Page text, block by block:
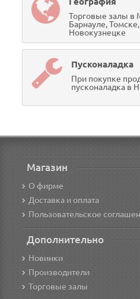
Торговые залы в
Барнауле,
Новокузнецке
Пусконаладка
При покупке
пусконаладка в
Магазин
О фирме
Доставка и оплата
Пользовательское
Дополнительно
Новинки
Производители
Торговые залы